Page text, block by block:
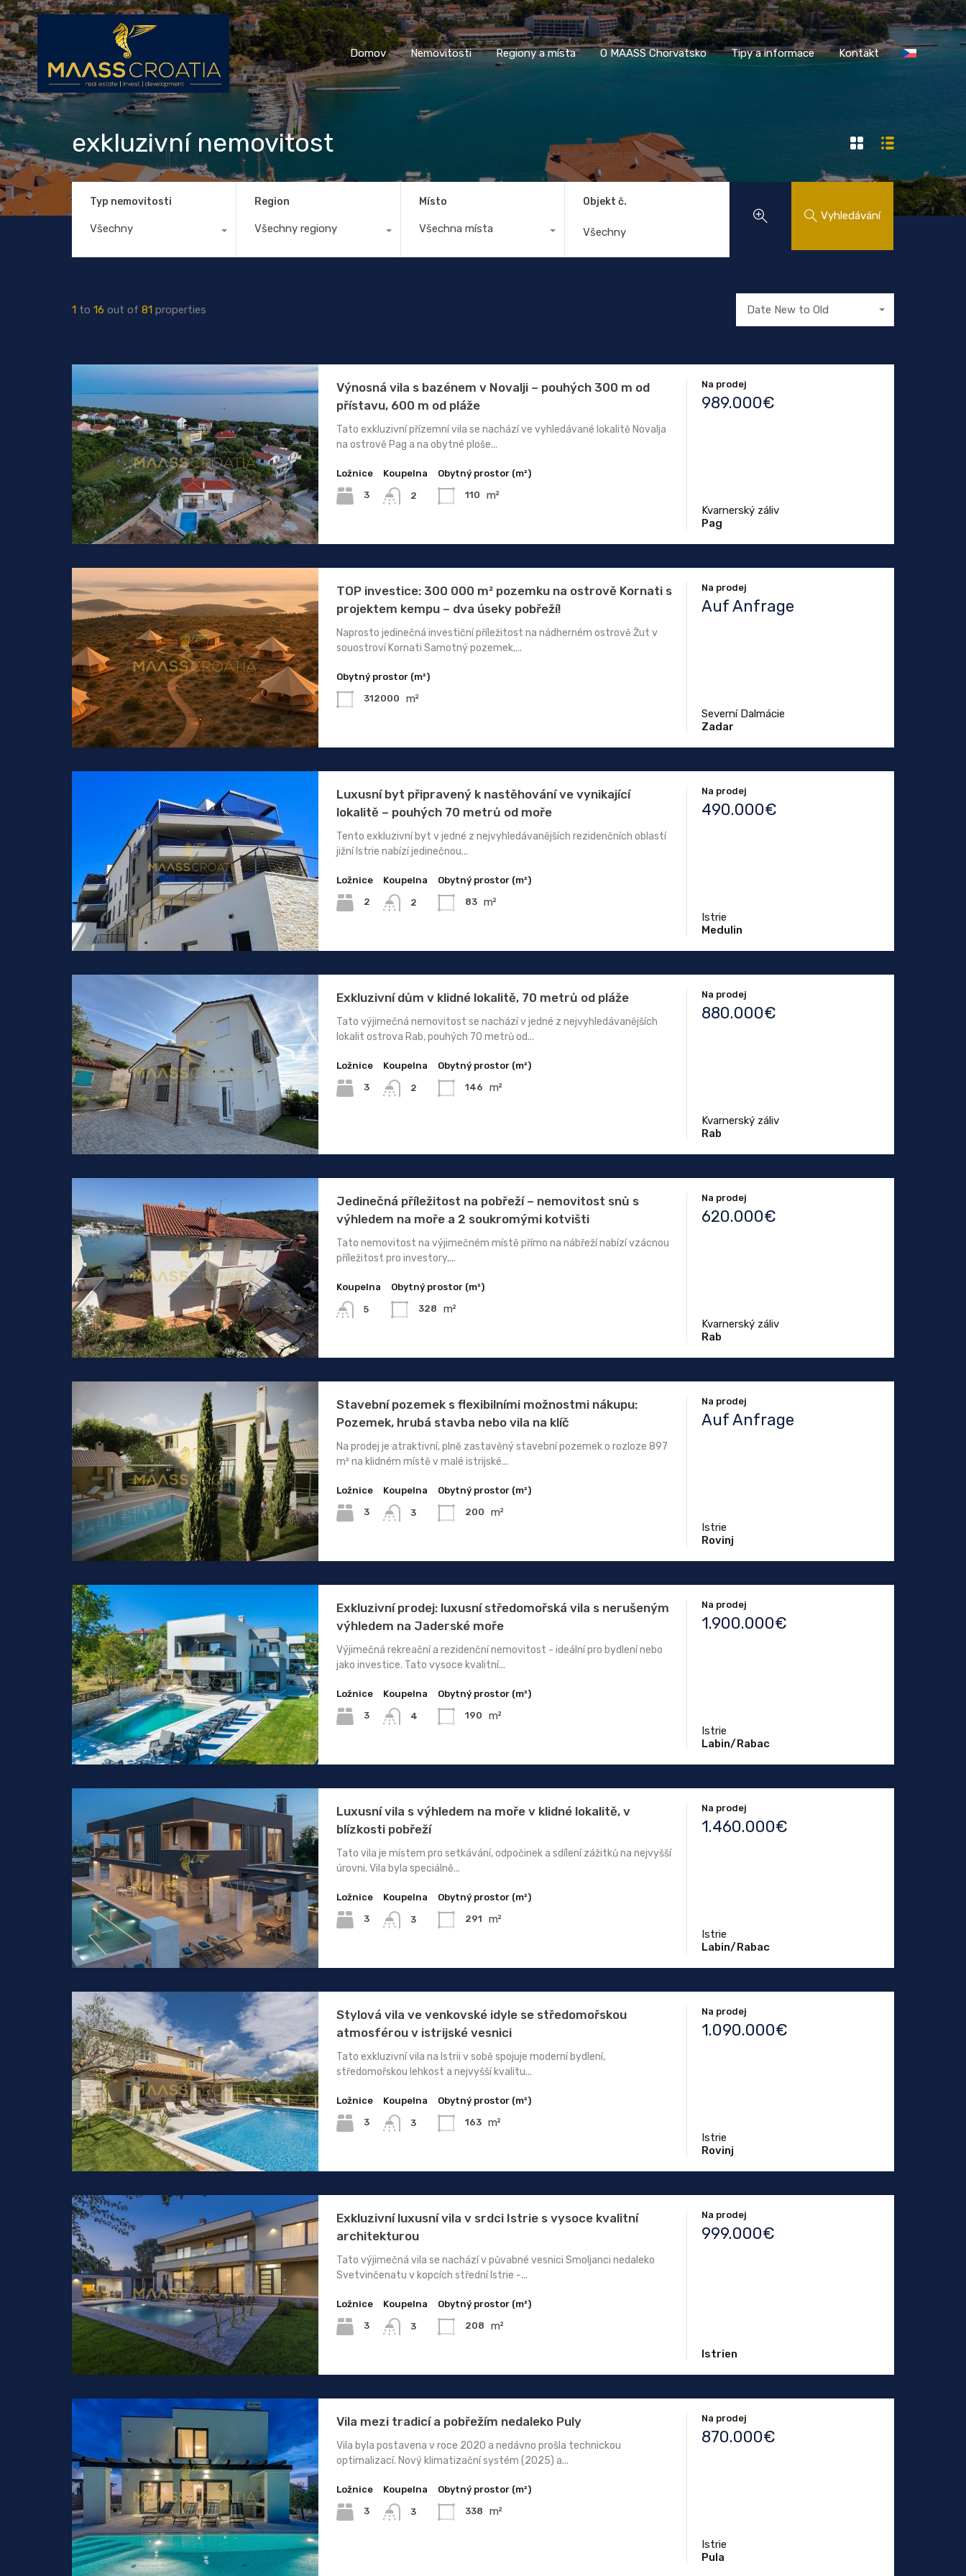
Domov Nemovitosti Regiony a místa O MAASS Chorvatsko Tipy a informace Kontakt
Domov Nemovitosti Regiony a místa O MAASS Chorvatsko Tipy a informace Kontakt
exkluzivní nemovitost
Typ nemovitosti
Všechny
Region
Všechny regiony
Místo
Všechna místa
Objekt č.
Vyhledávání
1 to 16 out of 81 properties Date New to Old
Výnosná vila s bazénem v Novalji – pouhých 300 m od
přístavu, 600 m od pláže
Tato exkluzivní přízemní vila se nachází ve vyhledávané lokalitě Novalja
na ostrově Pag a na obytné ploše...
Ložnice
3
Koupelna
2
Obytný prostor (m²)
110 m²
Na prodej
989.000€
Kvarnerský záliv
Pag
TOP investice: 300 000 m² pozemku na ostrově Kornati s
projektem kempu – dva úseky pobřeží!
Naprosto jedinečná investiční příležitost na nádherném ostrově Žut v
souostroví Kornati Samotný pozemek,...
Obytný prostor (m²)
312000 m²
Na prodej
Auf Anfrage
Severní Dalmácie
Zadar
Luxusní byt připravený k nastěhování ve vynikající
lokalitě – pouhých 70 metrů od moře
Tento exkluzivní byt v jedné z nejvyhledávanějších rezidenčních oblastí
jižní Istrie nabízí jedinečnou...
Ložnice
2
Koupelna
2
Obytný prostor (m²)
83 m²
Na prodej
490.000€
Istrie
Medulin
Exkluzivní dům v klidné lokalitě, 70 metrů od pláže
Tato výjimečná nemovitost se nachází v jedné z nejvyhledávanějších
lokalit ostrova Rab, pouhých 70 metrů od...
Ložnice
3
Koupelna
2
Obytný prostor (m²)
146 m²
Na prodej
880.000€
Kvarnerský záliv
Rab
Jedinečná příležitost na pobřeží – nemovitost snů s
výhledem na moře a 2 soukromými kotvišti
Tato nemovitost na výjimečném místě přímo na nábřeží nabízí vzácnou
příležitost pro investory,...
Koupelna
5
Obytný prostor (m²)
328 m²
Na prodej
620.000€
Kvarnerský záliv
Rab
Stavební pozemek s flexibilními možnostmi nákupu:
Pozemek, hrubá stavba nebo vila na klíč
Na prodej je atraktivní, plně zastavěný stavební pozemek o rozloze 897
m² na klidném místě v malé istrijské...
Ložnice
3
Koupelna
3
Obytný prostor (m²)
200 m²
Na prodej
Auf Anfrage
Istrie
Rovinj
Exkluzivní prodej: luxusní středomořská vila s nerušeným
výhledem na Jaderské moře
Výjimečná rekreační a rezidenční nemovitost - ideální pro bydlení nebo
jako investice. Tato vysoce kvalitní...
Ložnice
3
Koupelna
4
Obytný prostor (m²)
190 m²
Na prodej
1.900.000€
Istrie
Labin/Rabac
Luxusní vila s výhledem na moře v klidné lokalitě, v
blízkosti pobřeží
Tato vila je místem pro setkávání, odpočinek a sdílení zážitků na nejvyšší
úrovni. Vila byla speciálně...
Ložnice
3
Koupelna
3
Obytný prostor (m²)
291 m²
Na prodej
1.460.000€
Istrie
Labin/Rabac
Stylová vila ve venkovské idyle se středomořskou
atmosférou v istrijské vesnici
Tato exkluzivní vila na Istrii v sobě spojuje moderní bydlení,
středomořskou lehkost a nejvyšší kvalitu...
Ložnice
3
Koupelna
3
Obytný prostor (m²)
163 m²
Na prodej
1.090.000€
Istrie
Rovinj
Exkluzivní luxusní vila v srdci Istrie s vysoce kvalitní
architekturou
Tato výjimečná vila se nachází v půvabné vesnici Smoljanci nedaleko
Svetvinčenatu v kopcích střední Istrie -...
Ložnice
3
Koupelna
3
Obytný prostor (m²)
208 m²
Na prodej
999.000€
Istrien
Vila mezi tradicí a pobřežím nedaleko Puly
Vila byla postavena v roce 2020 a nedávno prošla technickou
optimalizací. Nový klimatizační systém (2025) a...
Ložnice
3
Koupelna
3
Obytný prostor (m²)
338 m²
Na prodej
870.000€
Istrie
Pula